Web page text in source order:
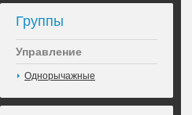
Группы
Управление
Однорычажные